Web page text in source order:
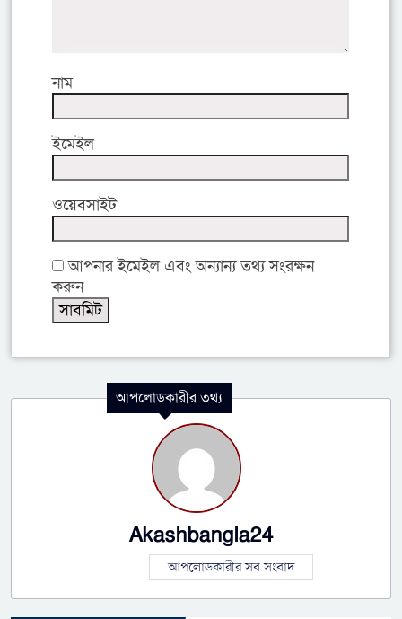
নাম
ইমেইল
ওয়েবসাইট
আপনার ইমেইল এবং অন্যান্য তথ্য সংরক্ষন
করুন
আপলোডকারীর তথ্য
Akashbangla24
আপলোডকারীর সব সংবাদ